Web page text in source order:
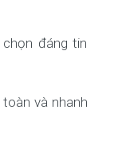
đáng tin
toàn và nhanh